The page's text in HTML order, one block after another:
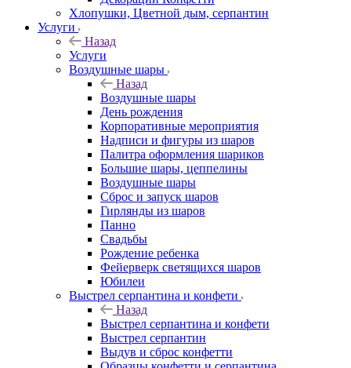
Хлопушки, Цветной дым, серпантин
Услуги
Назад
Услуги
Воздушные шары
Назад
Воздушные шары
День рождения
Корпоративные мероприятия
Надписи и фигуры из шаров
Палитра оформления шариков
Большие шары, цеппелины
Воздушные шары
Сброс и запуск шаров
Гирлянды из шаров
Панно
Свадьбы
Рождение ребенка
Фейерверк светящихся шаров
Юбилеи
Выстрел серпантина и конфети
Назад
Выстрел серпантина и конфети
Выстрел серпантин
Выдув и сброс конфетти